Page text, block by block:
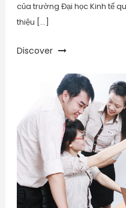
của trường Đại học Kinh tế
thiệu […]
Discover